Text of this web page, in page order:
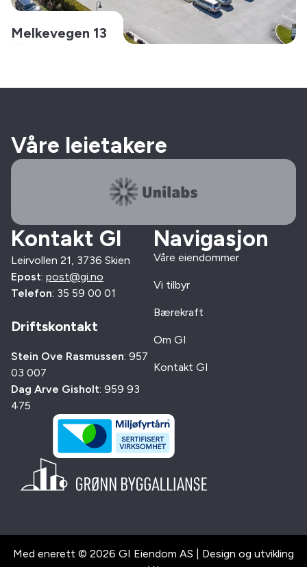
Melkevegen 13
Våre leietakere
Kontakt GI
Leirvollen 21, 3736 Skien
Epost: post@gi.no
Telefon: 35 59 00 01
Driftskontakt
Stein Ove Rasmussen: 957
03 007
Dag Arve Gisholt: 959 93
475
Navigasjon
Våre eiendommer
Vi tilbyr
Bærekraft
Om GI
Kontakt GI
Med enerett © 2026 GI Eiendom AS | Design og utvikling